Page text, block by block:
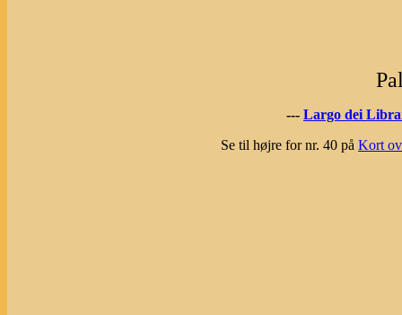
--- Largo dei
Se til højre for nr. 40 på Kort